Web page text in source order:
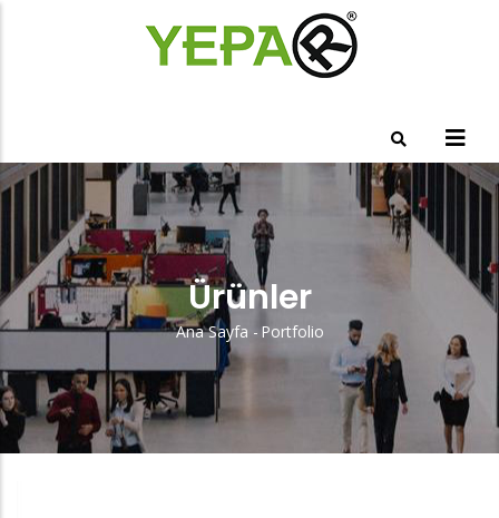
Ürünler
Sayfa
Yolu
Ana Sayfa - Portfolio